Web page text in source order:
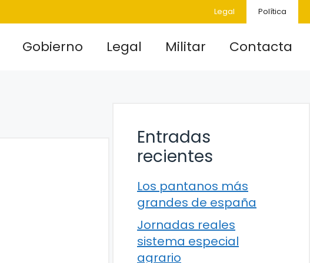
Legal Política
Gobierno Legal Militar Contacta
Entradas
recientes
Los pantanos más
grandes de españa
Jornadas reales
sistema especial
agrario